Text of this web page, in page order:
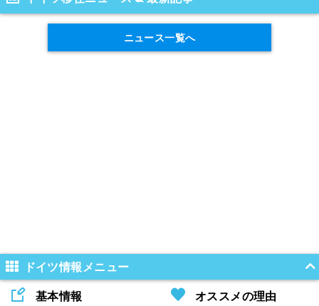
ニュース一覧へ
ドイツ情報メニュー
基本情報
オススメの理由